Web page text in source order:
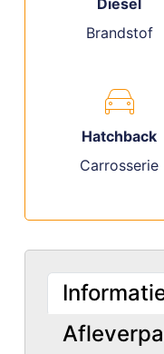
Brandstof
Hatchback
Carrosserie